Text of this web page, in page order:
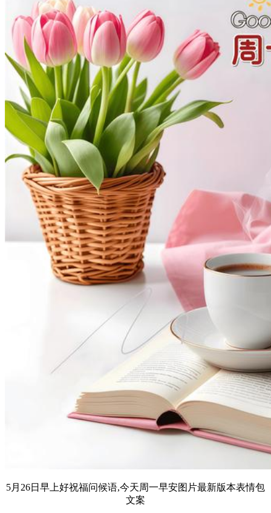
5月26日早上好祝福问候语,今天周一早安图片最新版本表情包
文案